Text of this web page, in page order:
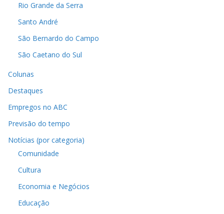
Rio Grande da Serra
Santo André
São Bernardo do Campo
São Caetano do Sul
Colunas
Destaques
Empregos no ABC
Previsão do tempo
Notícias (por categoria)
Comunidade
Cultura
Economia e Negócios
Educação